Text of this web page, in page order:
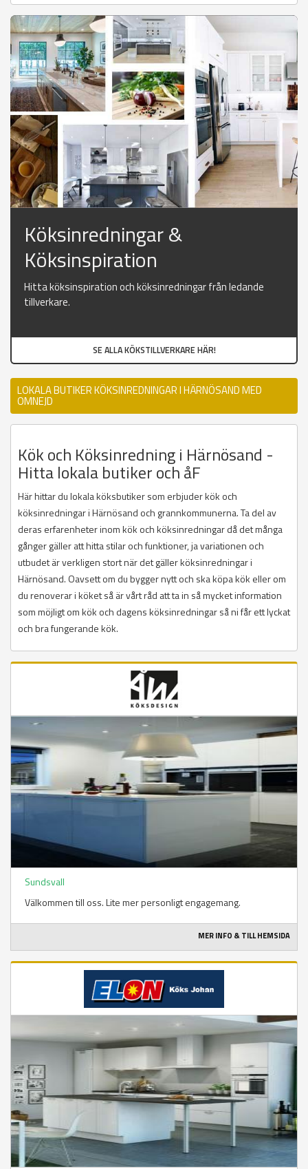
Köksinredningar &
Köksinspiration
Hitta köksinspiration och köksinredningar från ledande
tillverkare.
SE ALLA KÖKSTILLVERKARE HÄR!
LOKALA BUTIKER KÖKSINREDNINGAR I HÄRNÖSAND MED
OMNEJD
Kök och Köksinredning i Härnösand -
Hitta lokala butiker och åF
Här hittar du lokala köksbutiker som erbjuder kök och
köksinredningar i Härnösand och grannkommunerna. Ta del av
deras erfarenheter inom kök och köksinredningar då det många
gånger gäller att hitta stilar och funktioner, ja variationen och
utbudet är verkligen stort när det gäller köksinredningar i
Härnösand. Oavsett om du bygger nytt och ska köpa kök eller om
du renoverar i köket så är vårt råd att ta in så mycket information
som möjligt om kök och dagens köksinredningar så ni får ett lyckat
och bra fungerande kök.
Sundsvall
Välkommen till oss. Lite mer personligt engagemang.
MER INFO & TILL HEMSIDA